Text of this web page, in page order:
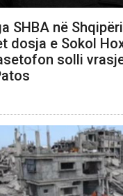
SHBA në
dosja e Sokol
solli